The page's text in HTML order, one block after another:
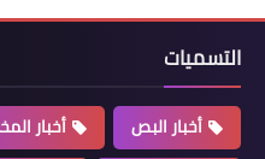
مقالات
الش*هيد غالب الحاج
بقلم المهندس صدر
التسميات
أخبار البص أخبار